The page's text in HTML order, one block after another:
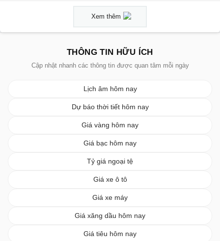
Xem thêm
THÔNG TIN HỮU ÍCH
Cập nhật nhanh các thông tin được quan tâm mỗi ngày
Lịch âm hôm nay
Dự báo thời tiết hôm nay
Giá vàng hôm nay
Giá bạc hôm nay
Tỷ giá ngoại tệ
Giá xe ô tô
Giá xe máy
Giá xăng dầu hôm nay
Giá tiêu hôm nay